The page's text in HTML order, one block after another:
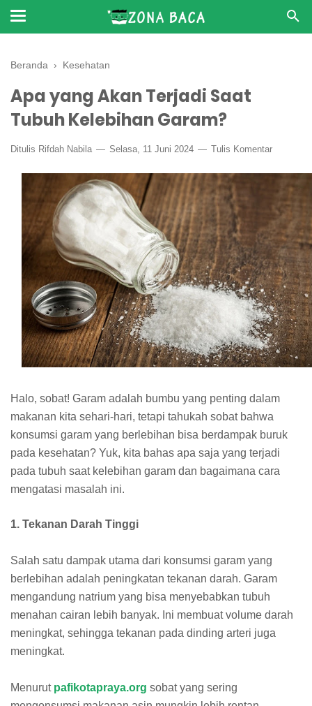
Beranda › Kesehatan
Apa yang Akan Terjadi Saat
Tubuh Kelebihan Garam?
Ditulis Rifdah Nabila Selasa, 11 Juni 2024 Tulis Komentar
Halo, sobat! Garam adalah bumbu yang penting dalam
makanan kita sehari-hari, tetapi tahukah sobat bahwa
konsumsi garam yang berlebihan bisa berdampak buruk
pada kesehatan? Yuk, kita bahas apa saja yang terjadi
pada tubuh saat kelebihan garam dan bagaimana cara
mengatasi masalah ini.
1. Tekanan Darah Tinggi
Salah satu dampak utama dari konsumsi garam yang
berlebihan adalah peningkatan tekanan darah. Garam
mengandung natrium yang bisa menyebabkan tubuh
menahan cairan lebih banyak. Ini membuat volume darah
meningkat, sehingga tekanan pada dinding arteri juga
meningkat.
Menurut pafikotapraya.org sobat yang sering